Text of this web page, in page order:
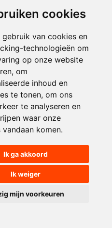
cookies
gebruik van cookies en
technologieën om
op onze website
om
inhoud en
te tonen, om ons
te analyseren en
waar onze
komen.
Ik ga akkoord
Ik weiger
mijn voorkeuren